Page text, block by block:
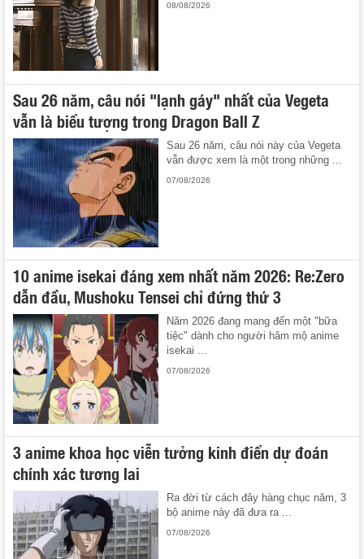
08/08/2026
Sau 26 năm, câu nói "lạnh gáy" nhất của Vegeta
vẫn là biểu tượng trong Dragon Ball Z
Sau 26 năm, câu nói này của Vegeta
vẫn được xem là một trong những ...
07/08/2026
10 anime isekai đáng xem nhất năm 2026: Re:Zero
dẫn đầu, Mushoku Tensei chỉ đứng thứ 3
Năm 2026 đang mang đến một "bữa
tiệc" dành cho người hâm mộ anime
isekai ...
07/08/2026
3 anime khoa học viễn tưởng kinh điển dự đoán
chính xác tương lai
Ra đời từ cách đây hàng chục năm, 3
bộ anime này đã đưa ra ...
07/08/2026